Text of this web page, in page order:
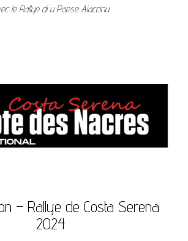
le Rallye di u Paese Aiaccinu.
– Rallye de Costa Serena
2024